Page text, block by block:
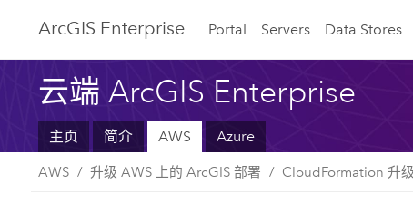
ArcGIS Enterprise Portal Servers Data Stores
云端 ArcGIS Enterprise
主页 简介 AWS Azure
AWS 升级 AWS 上的 ArcGIS 部署 CloudFormation 升